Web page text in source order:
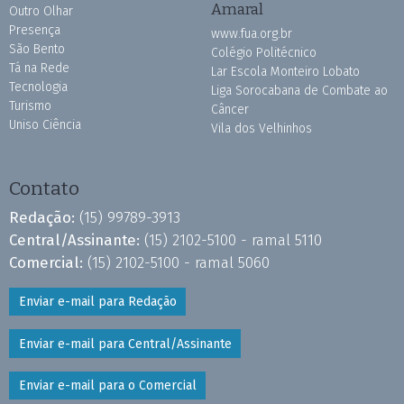
Outro Olhar
Presença
São Bento
Tá na Rede
Tecnologia
Turismo
Uniso Ciência
Amaral
www.fua.org.br
Colégio Politécnico
Lar Escola Monteiro Lobato
Liga Sorocabana de Combate ao
Câncer
Vila dos Velhinhos
Contato
Redação: (15) 99789-3913
Central/Assinante: (15) 2102-5100 - ramal 5110
Comercial: (15) 2102-5100 - ramal 5060
Enviar e-mail para Redação
Enviar e-mail para Central/Assinante
Enviar e-mail para o Comercial